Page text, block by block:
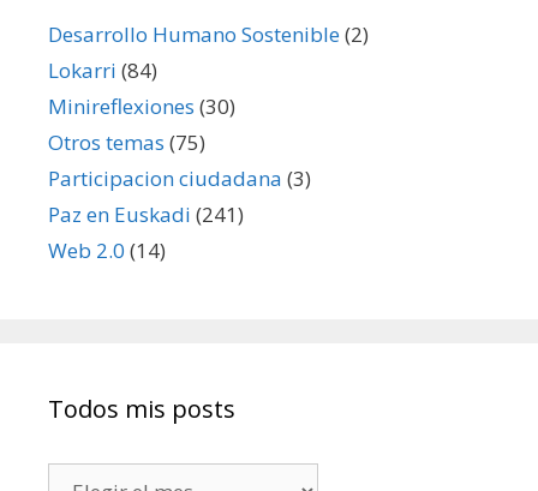
Desarrollo Humano Sostenible(2)
Lokarri (84)
Minireflexiones (30)
Otros temas (75)
Participacion ciudadana (3)
Paz en Euskadi (241)
Web 2.0 (14)
Todos mis posts